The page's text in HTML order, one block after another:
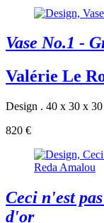
Vase No.1 -
Valérie Le
Design . 40 x 30 x
820 €
Ceci n'est
d'or